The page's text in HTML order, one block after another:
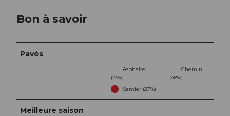
Bon à savoir
Pavés
Asphalte
(25%)
Chemin
(48%)
Sentier (27%)
Meilleure saison